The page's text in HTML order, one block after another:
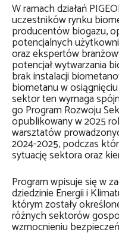
W ramach działań
uczestników rynku
producentów biogazu,
potencjalnych
oraz ekspertów
potencjał wytwarzania
brak instalacji
biometanu w
sektor ten wymaga
go Program Rozwoju
opublikowany w 2025
warsztatów
2024-2025, podczas
sytuację sektora oraz
Program wpisuje się w
dziedzinie Energii i
którym zostały
różnych sektorów
wzmocnieniu